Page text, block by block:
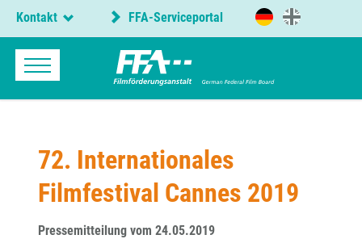
Kontakt FFA-Serviceportal
72. Internationales
Filmfestival Cannes 2019
Pressemitteilung vom 24.05.2019